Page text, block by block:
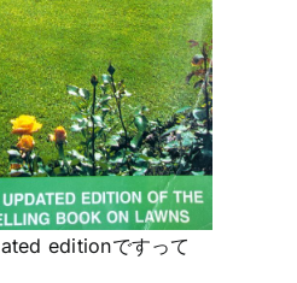
editionですって